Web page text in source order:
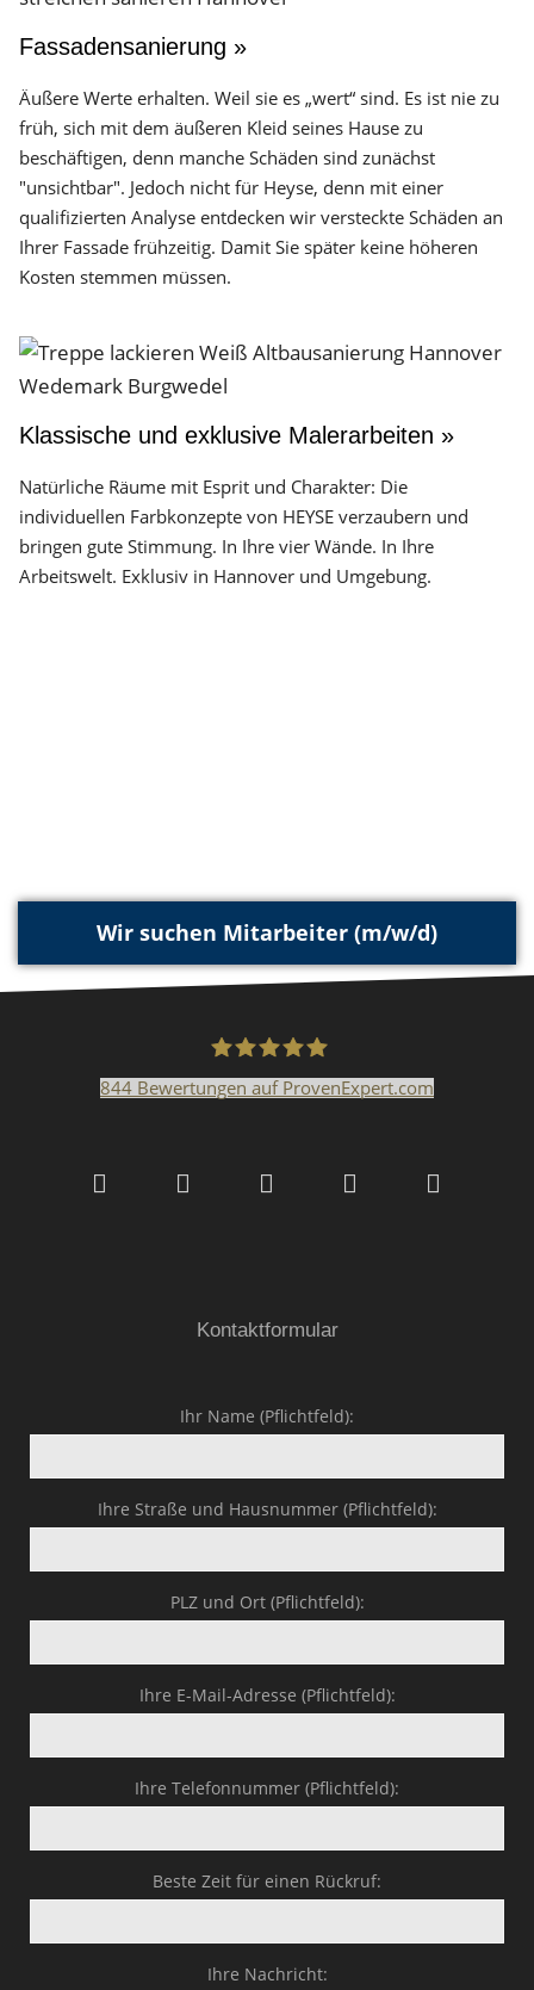
Fassadensanierung »
Äußere Werte erhalten. Weil sie es „wert“ sind. Es ist nie zu
früh, sich mit dem äußeren Kleid seines Hause zu
beschäftigen, denn manche Schäden sind zunächst
"unsichtbar". Jedoch nicht für Heyse, denn mit einer
qualifizierten Analyse entdecken wir versteckte Schäden an
Ihrer Fassade frühzeitig. Damit Sie später keine höheren
Kosten stemmen müssen.
Klassische und exklusive Malerarbeiten »
Natürliche Räume mit Esprit und Charakter: Die
individuellen Farbkonzepte von HEYSE verzaubern und
bringen gute Stimmung. In Ihre vier Wände. In Ihre
Arbeitswelt. Exklusiv in Hannover und Umgebung.
Wir suchen Mitarbeiter (m/w/d)
GmbH & Co.KG
844 Bewertungen auf ProvenExpert.com
Kontaktformular
Ihr Name (Pflichtfeld):
Ihre Straße und Hausnummer (Pflichtfeld):
PLZ und Ort (Pflichtfeld):
Ihre E-Mail-Adresse (Pflichtfeld):
Ihre Telefonnummer (Pflichtfeld):
Beste Zeit für einen Rückruf:
Ihre Nachricht: